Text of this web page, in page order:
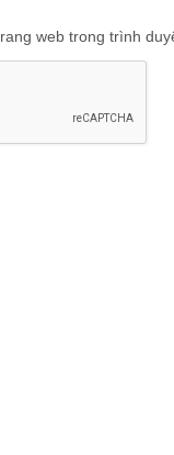
web trong trình